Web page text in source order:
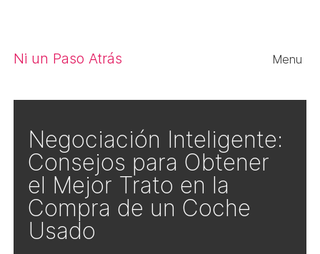
Ni un Paso Atrás Menu
Negociación Inteligente:
Consejos para Obtener
el Mejor Trato en la
Compra de un Coche
Usado